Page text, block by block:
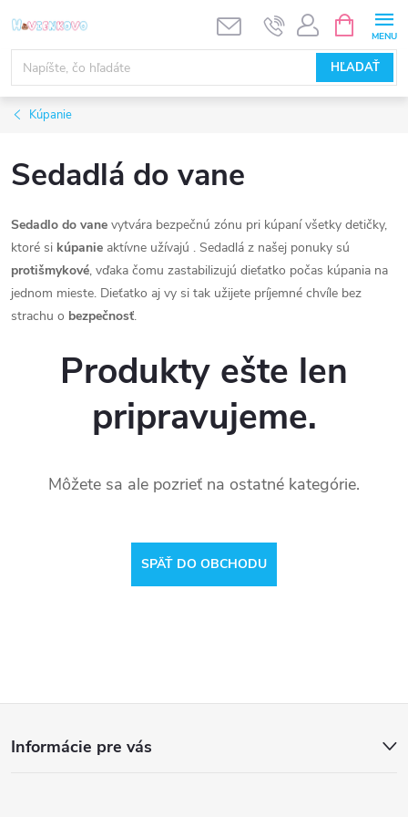
na
obsah
HĽADAŤ
KOŠÍK
Kúpanie
Sedadlá do vane
Sedadlo do vane vytvára bezpečnú zónu pri kúpaní všetky detičky,
ktoré si kúpanie aktívne užívajú . Sedadlá z našej ponuky sú
protišmykové, vďaka čomu zastabilizujú dieťatko počas kúpania na
jednom mieste. Dieťatko aj vy si tak užijete príjemné chvíle bez
strachu o bezpečnosť.
Produkty ešte len
pripravujeme.
Môžete sa ale pozrieť na ostatné kategórie.
SPÄŤ DO OBCHODU
Informácie pre vás